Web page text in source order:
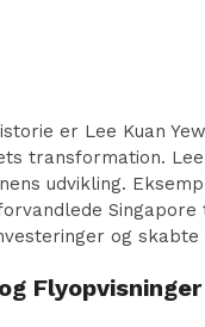
er Lee Kuan
transformation.
udvikling.
og
Flyopvisninger